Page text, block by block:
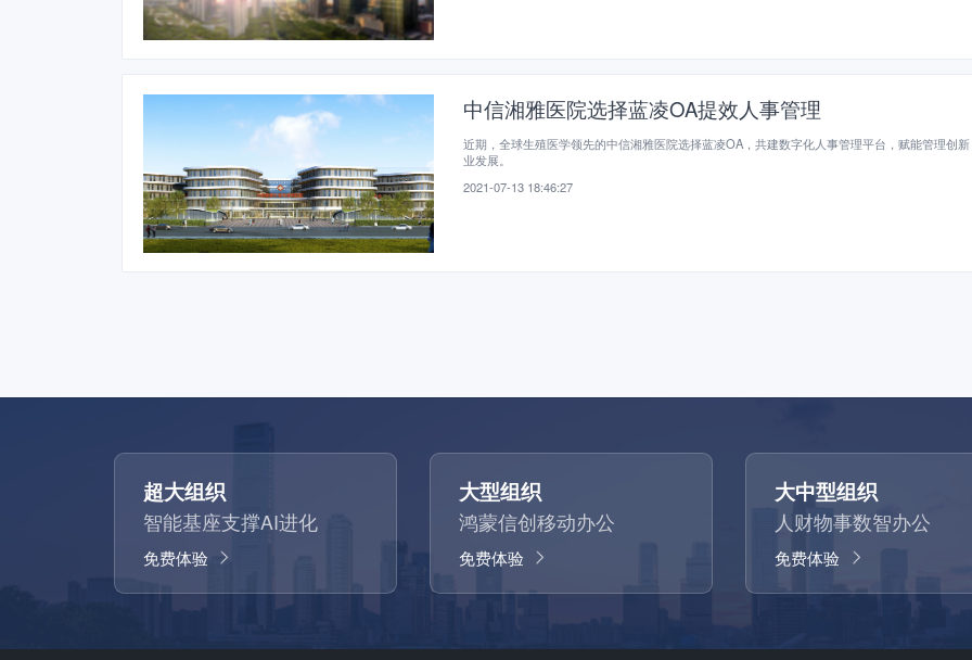
中信湘雅医院选择蓝凌OA提效人事管理
近期，全球生殖医学领先的中信湘雅医院选择蓝凌OA，共建数字化人事管理平台，赋能管理创
业发展。
2021-07-13 18:46:27
超大组织
智能基座支撑AI进化
免费体验
大型组织
鸿蒙信创移动办公
免费体验
大中型组织
人财物事数智办公
免费体验